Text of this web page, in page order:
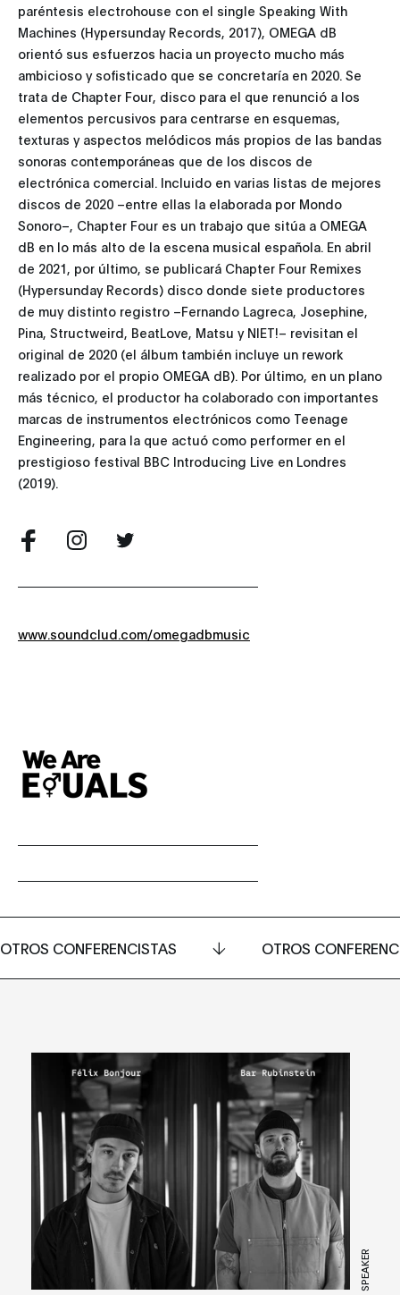
paréntesis electrohouse con el single Speaking With
Machines (Hypersunday Records, 2017), OMEGA dB
orientó sus esfuerzos hacia un proyecto mucho más
ambicioso y sofisticado que se concretaría en 2020. Se
trata de Chapter Four, disco para el que renunció a los
elementos percusivos para centrarse en esquemas,
texturas y aspectos melódicos más propios de las bandas
sonoras contemporáneas que de los discos de
electrónica comercial. Incluido en varias listas de mejores
discos de 2020 –entre ellas la elaborada por Mondo
Sonoro–, Chapter Four es un trabajo que sitúa a OMEGA
dB en lo más alto de la escena musical española. En abril
de 2021, por último, se publicará Chapter Four Remixes
(Hypersunday Records) disco donde siete productores
de muy distinto registro –Fernando Lagreca, Josephine,
Pina, Structweird, BeatLove, Matsu y NIET!– revisitan el
original de 2020 (el álbum también incluye un rework
realizado por el propio OMEGA dB). Por último, en un plano
más técnico, el productor ha colaborado con importantes
marcas de instrumentos electrónicos como Teenage
Engineering, para la que actuó como performer en el
prestigioso festival BBC Introducing Live en Londres
(2019).
www.soundclud.com/omegadbmusic
OTROS CONFERENCISTAS OTROS
SPEAKER